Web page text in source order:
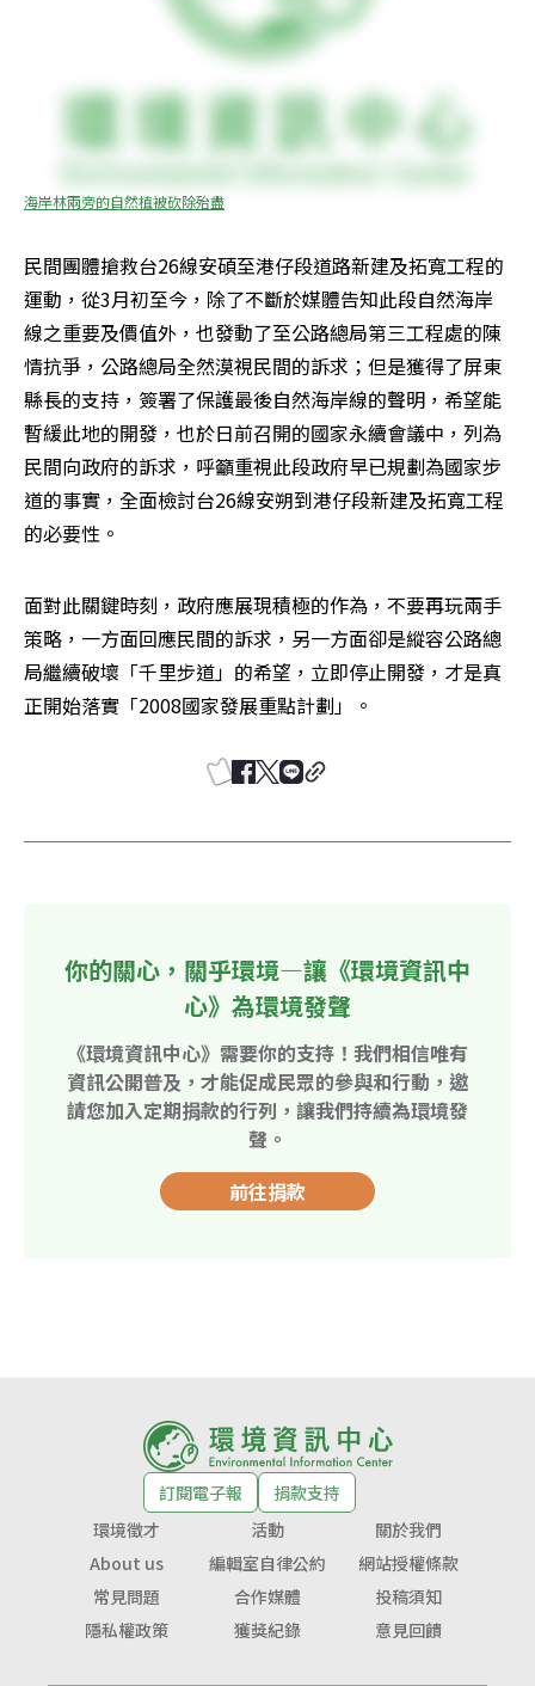
海岸林兩旁的自然植被砍除殆盡
民間團體搶救台26線安碩至港仔段道路新建及拓寬工程的
運動，從3月初至今，除了不斷於媒體告知此段自然海岸
線之重要及價值外，也發動了至公路總局第三工程處的陳
情抗爭，公路總局全然漠視民間的訴求；但是獲得了屏東
縣長的支持，簽署了保護最後自然海岸線的聲明，希望能
暫緩此地的開發，也於日前召開的國家永續會議中，列為
民間向政府的訴求，呼籲重視此段政府早已規劃為國家步
道的事實，全面檢討台26線安朔到港仔段新建及拓寬工程
的必要性。
面對此關鍵時刻，政府應展現積極的作為，不要再玩兩手
策略，一方面回應民間的訴求，另一方面卻是縱容公路總
局繼續破壞「千里步道」的希望，立即停止開發，才是真
正開始落實「2008國家發展重點計劃」。
你的關心，關乎環境—讓《環境資訊中
心》為環境發聲
《環境資訊中心》需要你的支持！我們相信唯有
資訊公開普及，才能促成民眾的參與和行動，邀
請您加入定期捐款的行列，讓我們持續為環境發
聲。
前往捐款
訂閱電子報
捐款支持
環境徵才
活動
關於我們
About us
編輯室自律公約
網站授權條款
常見問題
合作媒體
投稿須知
隱私權政策
獲獎紀錄 意見回饋